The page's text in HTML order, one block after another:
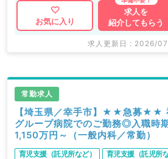
マイナビDOCTORでは病院やクリ
関求人はもちろんのこと、
求人内容の詳細等はお気軽にお問
お気に入り
求人を
紹介してもらう
求人更新日 : 2026/
常勤求人
【埼玉県／幸手市】★★急募★★
グループ病院でのご勤務◎入職時
1,150万円～（一般内科／常勤）
育児支援（託児所など） 育児支援（託児所な